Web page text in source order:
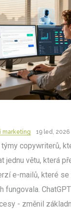
marketing 19 led, 2026
copywriterů,
jednu větu, která
e-mailů, které
fungovala.
- změnil